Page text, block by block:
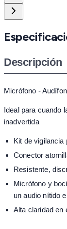
Descripción
Micrófono -
Ideal para cuando
inadvertida
Kit de vigilancia
Conector
Resistente,
Micrófono y
un audio nítido
Alta claridad en